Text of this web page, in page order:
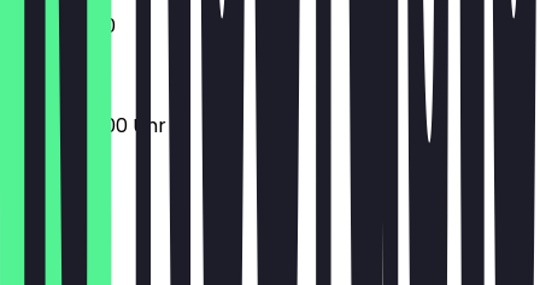
11:00 - 17:00
08:00 - 17:00 Uhr